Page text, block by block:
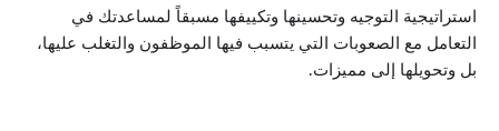
استراتيجية التوجيه وتحسينها وتكييفها مسبقاً لمساعدتك في
التعامل مع الصعوبات التي يتسبب فيها الموظفون والتغلب عليها،
بل وتحويلها إلى مميزات.